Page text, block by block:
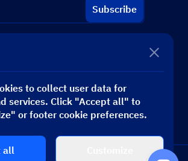
Subscribe
to collect user data for
services. Click "Accept all" to
or footer cookie preferences.
all